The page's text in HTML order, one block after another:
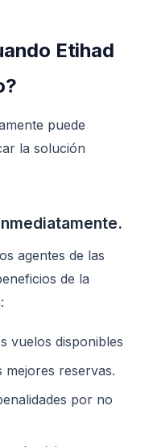
Etihad
puede
la solución
agentes de las
de la
vuelos disponibles
mejores reservas.
por no